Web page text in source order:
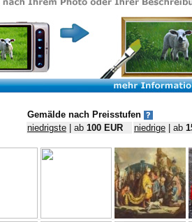
Gemälde nach Preisstufen
niedrigste | ab 100 EUR niedrige | ab